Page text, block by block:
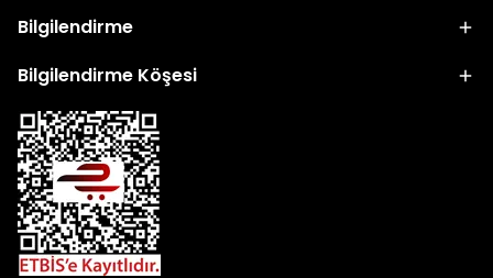
Bilgilendirme
Bilgilendirme Köşesi